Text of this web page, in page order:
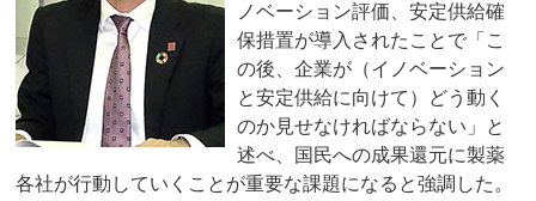
ノベーション評価、安定供給確
保措置が導入されたことで「こ
の後、企業が（イノベーション
と安定供給に向けて）どう動く
のか見せなければならない」と
述べ、国民への成果還元に製薬
各社が行動していくことが重要な課題になると強調した。